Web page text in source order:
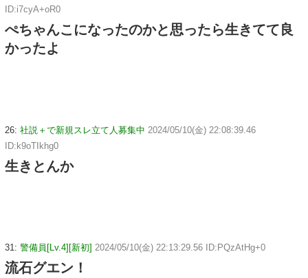
ID:i7cyA+oR0
ぺちゃんこになったのかと思ったら生きてて良
かったよ
26: 社説＋で新規スレ立て人募集中 2024/05/10(金) 22:08:39.46
ID:k9oTIkhg0
生きとんか
31: 警備員[Lv.4][新初] 2024/05/10(金) 22:13:29.56 ID:PQzAtHg+0
流石グエン！